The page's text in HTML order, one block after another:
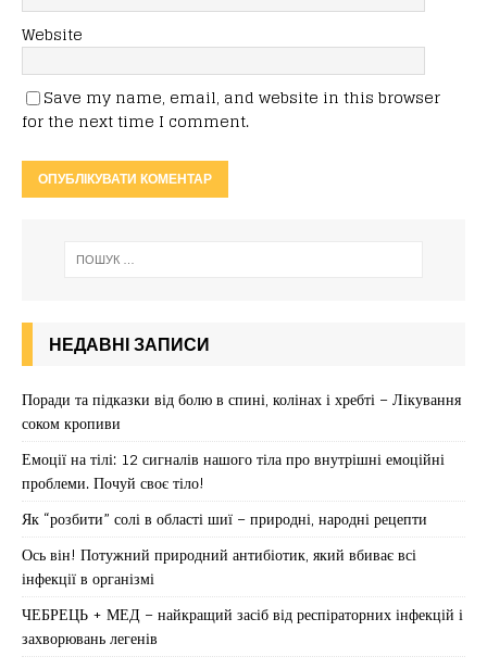
Website
Save my name, email, and website in this browser
for the next time I comment.
НЕДАВНІ ЗАПИСИ
Поради та підказки від болю в спині, колінах і хребті – Лікування
соком кропиви
Емоції на тілі: 12 сигналів нашого тіла про внутрішні емоційні
проблеми. Почуй своє тіло!
Як “розбити” солі в області шиї – природні, народні рецепти
Ось він! Потужний природний антибіотик, який вбиває всі
інфекції в організмі
ЧЕБРЕЦЬ + МЕД – найкращий засіб від респіраторних інфекцій і
захворювань легенів